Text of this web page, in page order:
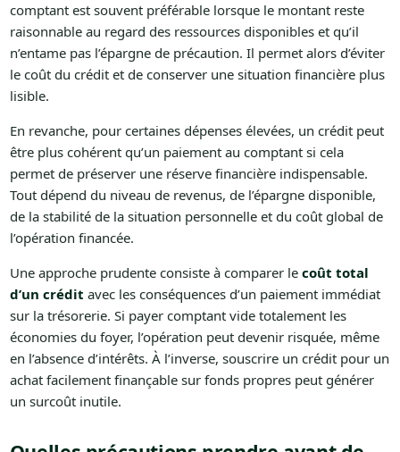
comptant est souvent préférable lorsque le montant reste
raisonnable au regard des ressources disponibles et qu’il
n’entame pas l’épargne de précaution. Il permet alors d’éviter
le coût du crédit et de conserver une situation financière plus
lisible.
En revanche, pour certaines dépenses élevées, un crédit peut
être plus cohérent qu’un paiement au comptant si cela
permet de préserver une réserve financière indispensable.
Tout dépend du niveau de revenus, de l’épargne disponible,
de la stabilité de la situation personnelle et du coût global de
l’opération financée.
Une approche prudente consiste à comparer le coût total
d’un crédit avec les conséquences d’un paiement immédiat
sur la trésorerie. Si payer comptant vide totalement les
économies du foyer, l’opération peut devenir risquée, même
en l’absence d’intérêts. À l’inverse, souscrire un crédit pour un
achat facilement finançable sur fonds propres peut générer
un surcoût inutile.